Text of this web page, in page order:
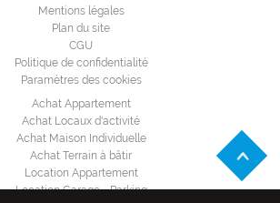
Mentions légales
Plan du site
CGU
Politique de confidentialité
Paramètres des cookies
Achat Appartement
Achat Locaux d'activité
Achat Maison Individuelle
Achat Terrain à bâtir
Location Appartement
Location Garage - Parking